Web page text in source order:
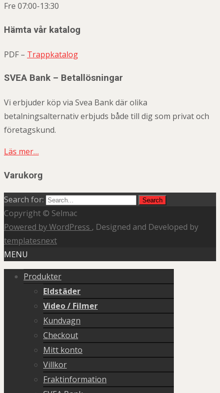
Fre 07:00-13:30
Hämta vår katalog
PDF – Trappkatalog
SVEA Bank – Betallösningar
Vi erbjuder köp via Svea Bank där olika
betalningsalternativ erbjuds både till dig som privat och
företagskund.
Läs mer…
Varukorg
Search for:
Copyright © Selmac
Powered by WordPress , Designed and Developed by
templatesnext
MENU
Produkter
Eldstäder
Video / Filmer
Kundvagn
Checkout
Mitt konto
Villkor
Fraktinformation